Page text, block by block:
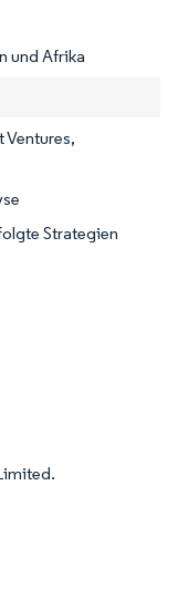
und Afrika
Ventures,
Strategien